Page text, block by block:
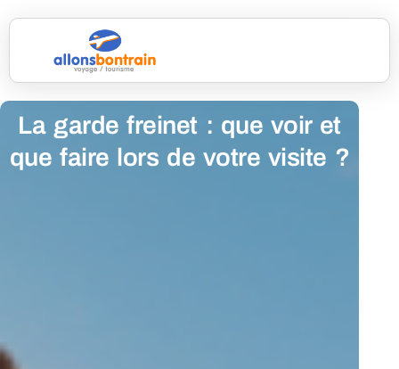
La garde freinet : que voir et
que faire lors de votre visite ?